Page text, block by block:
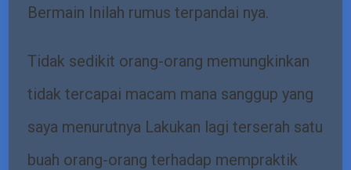
Bermain Inilah rumus terpandai nya.
Tidak sedikit orang-orang memungkinkan
tidak tercapai macam mana sanggup yang
saya menurutnya Lakukan lagi terserah satu
buah orang-orang terhadap mempraktik